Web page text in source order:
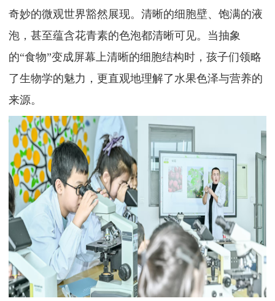
奇妙的微观世界豁然展现。清晰的细胞壁、饱满的液
泡，甚至蕴含花青素的色泡都清晰可见。当抽象
的“食物”变成屏幕上清晰的细胞结构时，孩子们领略
了生物学的魅力，更直观地理解了水果色泽与营养的
来源。